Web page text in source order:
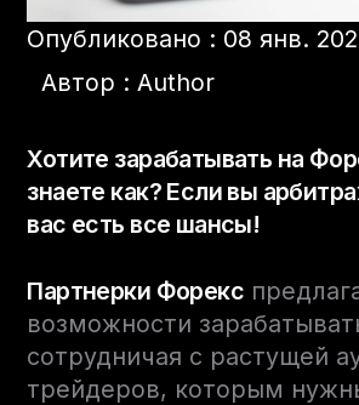
Опубликовано : 08 янв.
Автор : Author
Хотите зарабатывать на
знаете как? Если вы
вас есть все шансы!
Партнерки Форекс
возможности
сотрудничая с растущей
трейдеров, которым